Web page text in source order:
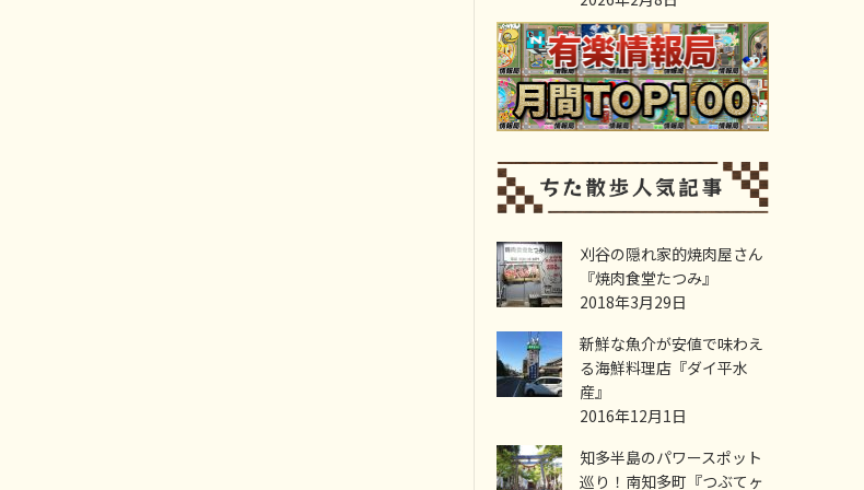
刈谷の隠れ家的焼肉屋さん
『焼肉食堂たつみ』
2018年3月29日
新鮮な魚介が安値で味わえ
る海鮮料理店『ダイ平水
産』
2016年12月1日
知多半島のパワースポット
巡り！南知多町『つぶてヶ